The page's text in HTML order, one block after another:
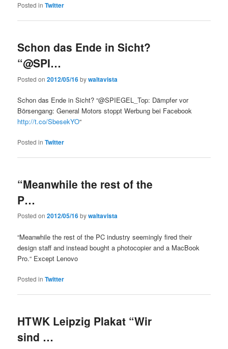
Posted in Twitter
Schon das Ende in Sicht?
“@SPI…
Posted on2012/05/16bywaltavista
Schon das Ende in Sicht? “@SPIEGEL_Top: Dämpfer vor
Börsengang: General Motors stoppt Werbung bei Facebook
http://t.co/SbesekYO“
Posted in Twitter
“Meanwhile the rest of the
P…
Posted on2012/05/16bywaltavista
“Meanwhile the rest of the PC industry seemingly fired their
design staff and instead bought a photocopier and a MacBook
Pro.“ Except Lenovo
Posted in Twitter
HTWK Leipzig Plakat “Wir
sind …